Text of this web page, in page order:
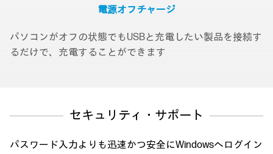
電源オフチャージ
パソコンがオフの状態でもUSBと充電したい製品を接続す
るだけで、充電することができます
セキュリティ・サポート
パスワード入力よりも迅速かつ安全にWindowsへログイン